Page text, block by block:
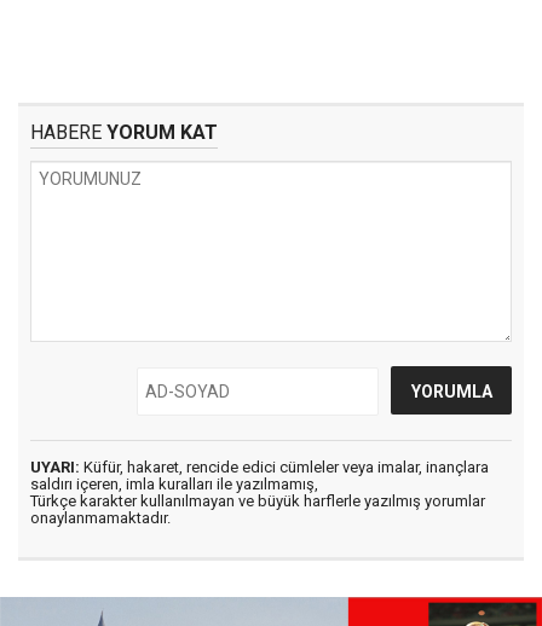
HABERE YORUM KAT
UYARI: Küfür, hakaret, rencide edici cümleler veya imalar, inançlara
saldırı içeren, imla kuralları ile yazılmamış,
Türkçe karakter kullanılmayan ve büyük harflerle yazılmış yorumlar
onaylanmamaktadır.